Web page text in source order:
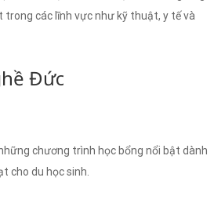
trong các lĩnh vực như kỹ thuật, y tế và
Đức
chương trình học bổng nổi bật dành
cho du học sinh.